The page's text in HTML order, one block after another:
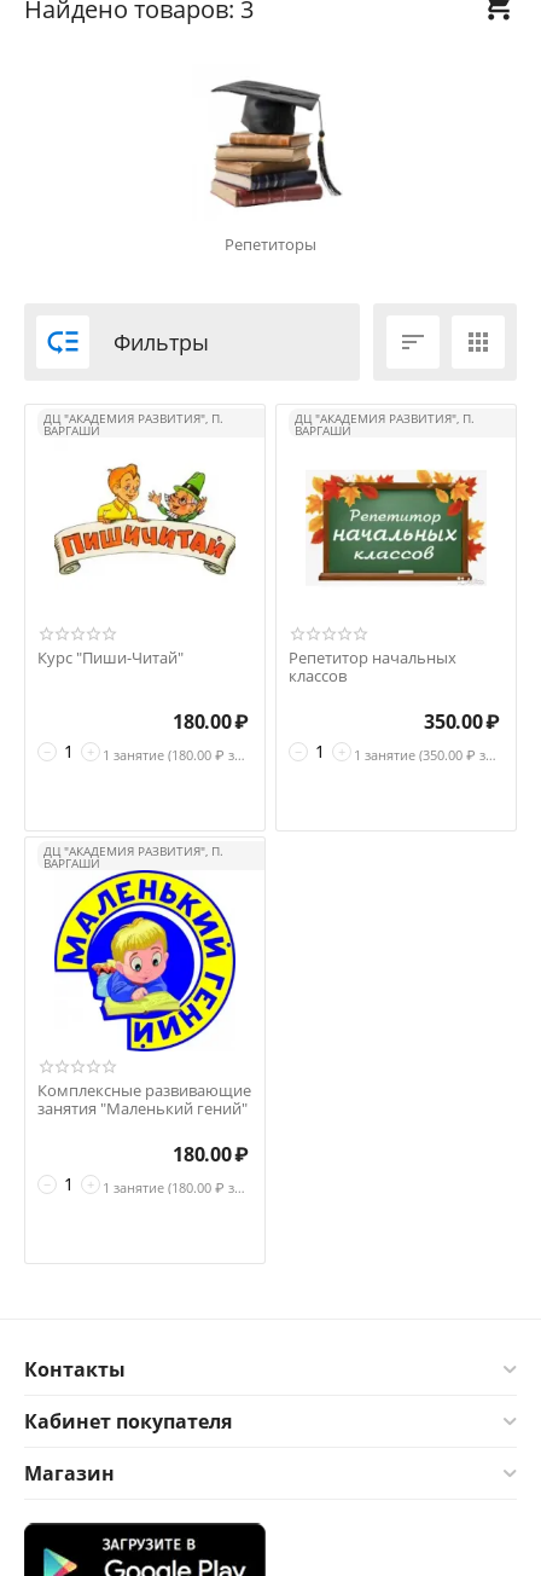
Найдено товаров: 3
Репетиторы
 Фильтры  
ДЦ "АКАДЕМИЯ РАЗВИТИЯ", П.
ВАРГАШИ
Курс "Пиши-Читай"
+
−
180.00₽
1 занятие (180.00 ₽ за занятие)
ДЦ "АКАДЕМИЯ РАЗВИТИЯ", П.
ВАРГАШИ
Репетитор начальных
классов
+
−
350.00₽
1 занятие (350.00 ₽ за занятие )
ДЦ "АКАДЕМИЯ РАЗВИТИЯ", П.
ВАРГАШИ
Комплексные развивающие
занятия "Маленький гений"
+
−
180.00₽
1 занятие (180.00 ₽ за занятие)
Контакты
Кабинет покупателя
Магазин